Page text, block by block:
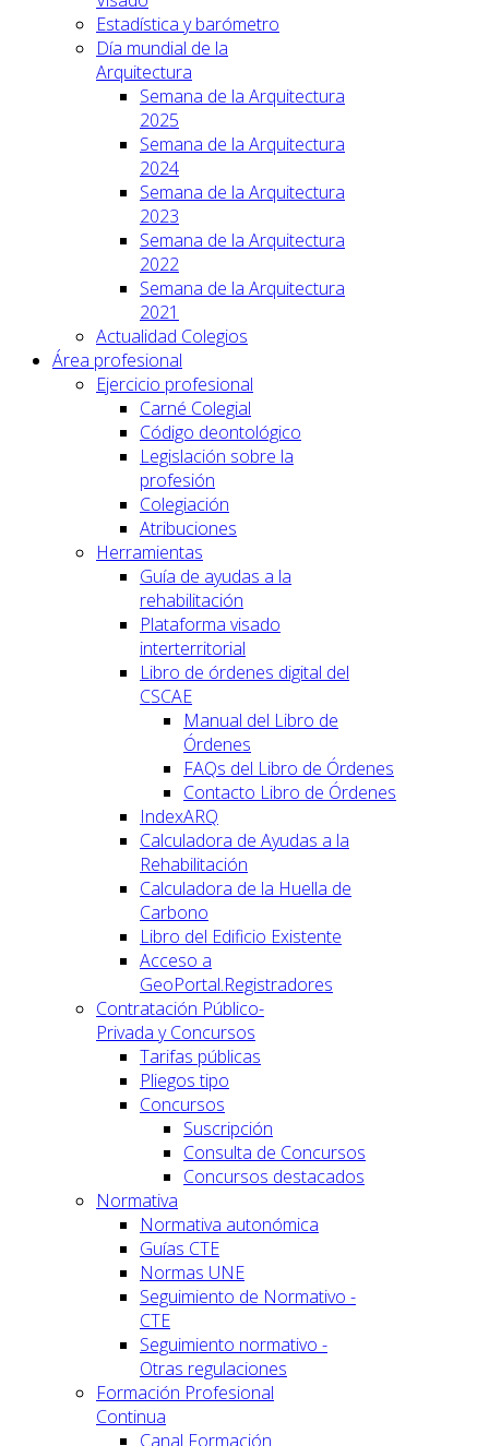
Estadística y barómetro
Día mundial de la
Arquitectura
Semana de la Arquitectura
2025
Semana de la Arquitectura
2024
Semana de la Arquitectura
2023
Semana de la Arquitectura
2022
Semana de la Arquitectura
2021
Actualidad Colegios
Área profesional
Ejercicio profesional
Carné Colegial
Código deontológico
Legislación sobre la
profesión
Colegiación
Atribuciones
Herramientas
Guía de ayudas a la
rehabilitación
Plataforma visado
interterritorial
Libro de órdenes digital del
CSCAE
Manual del Libro de
Órdenes
FAQs del Libro de Órdenes
Contacto Libro de Órdenes
IndexARQ
Calculadora de Ayudas a la
Rehabilitación
Calculadora de la Huella de
Carbono
Libro del Edificio Existente
Acceso a
GeoPortal.Registradores
Contratación Público-
Privada y Concursos
Tarifas públicas
Pliegos tipo
Concursos
Suscripción
Consulta de Concursos
Concursos destacados
Normativa
Normativa autonómica
Guías CTE
Normas UNE
Seguimiento de Normativo -
CTE
Seguimiento normativo -
Otras regulaciones
Formación Profesional
Continua
Canal Formación